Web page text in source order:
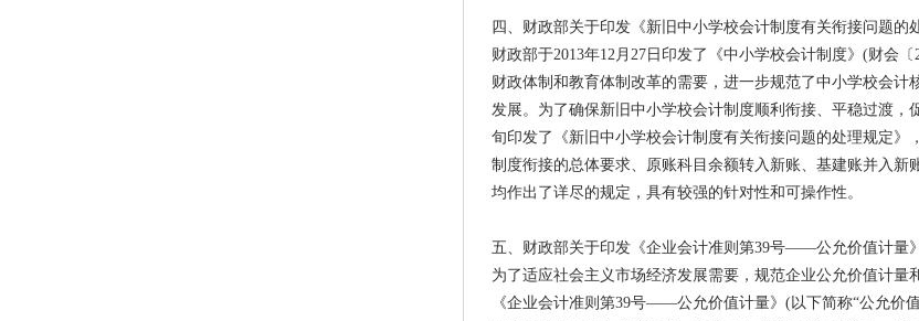
四、财政部关于印发《新旧中小学校会计制度有关衔接问题的
财政部于2013年12月27日印发了《中小学校会计制度》(财会
财政体制和教育体制改革的需要，进一步规范了中小学校会
发展。为了确保新旧中小学校会计制度顺利衔接、平稳过渡，
旬印发了《新旧中小学校会计制度有关衔接问题的处理规定
制度衔接的总体要求、原账科目余额转入新账、基建账并入
均作出了详尽的规定，具有较强的针对性和可操作性。
五、财政部关于印发《企业会计准则第39号——公允价值计量
为了适应社会主义市场经济发展需要，规范企业公允价值计
《企业会计准则第39号——公允价值计量》(以下简称“公允价